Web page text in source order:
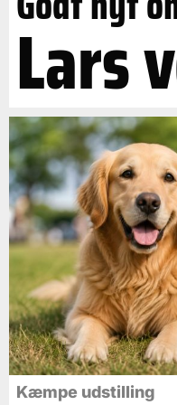
Lars
Kæmpe udstilling